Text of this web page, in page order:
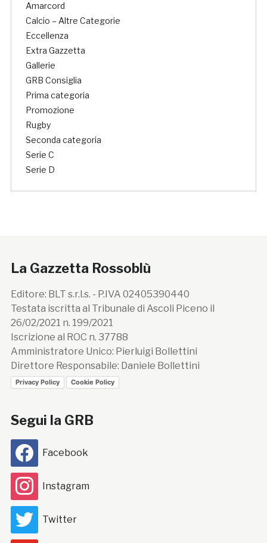
Amarcord
Calcio – Altre Categorie
Eccellenza
Extra Gazzetta
Gallerie
GRB Consiglia
Prima categoria
Promozione
Rugby
Seconda categoria
Serie C
Serie D
La Gazzetta Rossoblù
Editore: BLT s.r.l.s. - P.IVA 02405390440
Testata iscritta al Tribunale di Ascoli Piceno il
26/02/2021 n. 199/2021
Iscrizione al ROC n. 37788
Amministratore Unico: Pierluigi Bollettini
Direttore Responsabile: Daniele Bollettini
Privacy Policy Cookie Policy
Segui la GRB
Facebook
Instagram
Twitter